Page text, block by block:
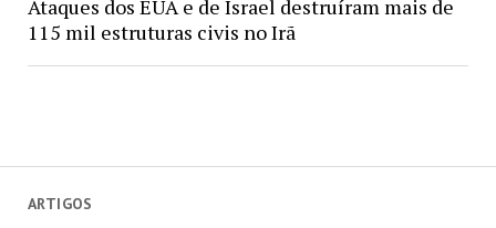
Ataques dos EUA e de Israel destruíram mais de
115 mil estruturas civis no Irã
ARTIGOS